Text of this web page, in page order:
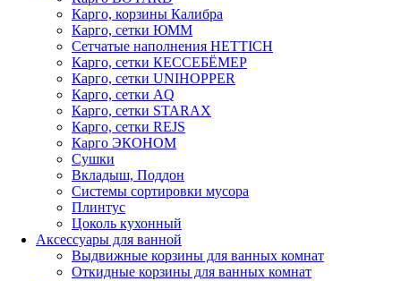
Карго, корзины Калибра
Карго, сетки ЮММ
Сетчатые наполнения HETTICH
Карго, сетки КЕССЕБЁМЕР
Карго, сетки UNIHOPPER
Карго, сетки AQ
Карго, сетки STARAX
Карго, сетки REJS
Карго ЭКОНОМ
Сушки
Вкладыш, Поддон
Системы сортировки мусора
Плинтус
Цоколь кухонный
Аксессуары для ванной
Выдвижные корзины для ванных комнат
Откидные корзины для ванных комнат